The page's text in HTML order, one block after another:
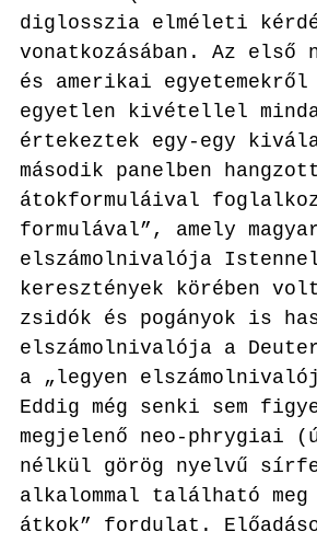
diglosszia elméleti
vonatkozásában. Az
és amerikai
egyetlen kivétellel
értekeztek egy-egy
második panelben
átokformuláival
formulával”, amely
elszámolnivalója
keresztények körében
zsidók és pogányok is
elszámolnivalója a
a „legyen
Eddig még senki sem
megjelenő neo-phrygiai
nélkül görög nyelvű
alkalommal található
átkok” fordulat.